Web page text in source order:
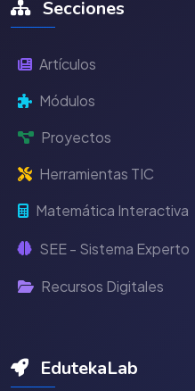
Secciones
Artículos
Módulos
Proyectos
Herramientas TIC
Matemática Interactiva
SEE - Sistema Experto
Recursos Digitales
EdutekaLab